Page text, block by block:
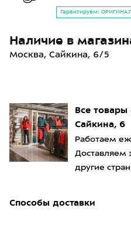
Все товары
Сайкина, 6
Работаем
Доставляем
другие
Способы доставки
Гарантируем: ОРИГИНАЛ
Наличие в
Москва, Сайкина, 6/5